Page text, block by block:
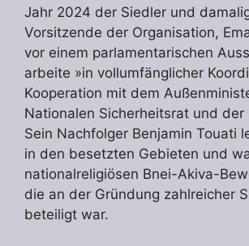
Jahr 2024 der Siedler und
Vorsitzende der Organisation,
vor einem parlamentarischen
arbeite »in vollumfänglicher
Kooperation mit dem
Nationalen Sicherheitsrat und der
Sein Nachfolger Benjamin Touati
in den besetzten Gebieten und
nationalreligiösen Bnei-Akiva-
die an der Gründung zahlreicher
beteiligt war.